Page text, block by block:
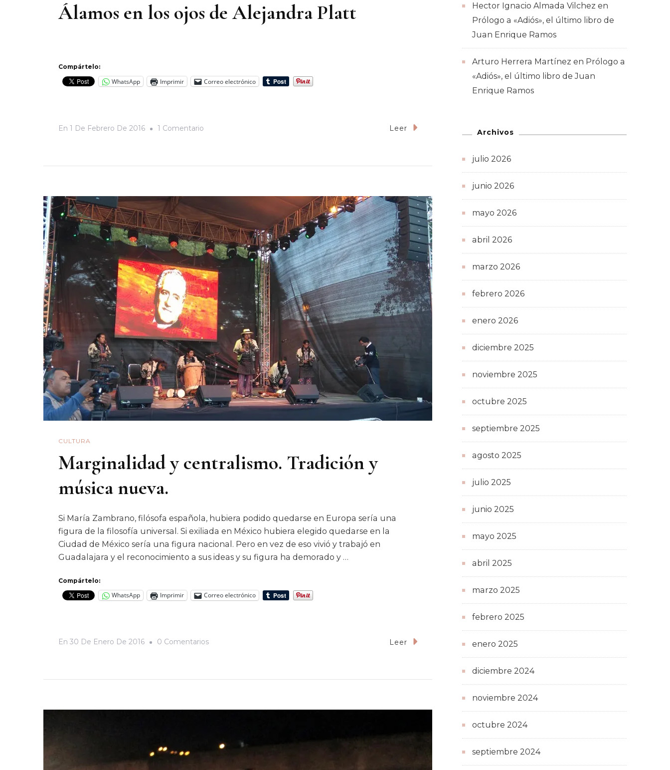
Álamos en los ojos de Alejandra Platt
Compártelo:
WhatsApp Imprimir Correo electrónico
En 1 De Febrero De 2016 1 Comentario
Alejandra
Platt
Leer
CULTURA
Marginalidad y centralismo. Tradición y
música nueva.
Si María Zambrano, filósofa española, hubiera podido quedarse en Europa sería una
figura de la filosofía universal. Si exiliada en México hubiera elegido quedarse en la
Ciudad de México sería una figura nacional. Pero en vez de eso vivió y trabajó en
Guadalajara y el reconocimiento a sus ideas y su figura ha demorado y …
Compártelo:
WhatsApp Imprimir Correo electrónico
En 30 De Enero De 2016 0 ComentariosEn
Nueva.
Leer
Hector Ignacio Almada Vilchez en
Prólogo a «Adiós», el último libro de
Juan Enrique Ramos
Arturo Herrera Martínez en Prólogo a
«Adiós», el último libro de Juan
Enrique Ramos
Archivos
julio 2026
junio 2026
mayo 2026
abril 2026
marzo 2026
febrero 2026
enero 2026
diciembre 2025
noviembre 2025
octubre 2025
septiembre 2025
agosto 2025
julio 2025
junio 2025
mayo 2025
abril 2025
marzo 2025
febrero 2025
enero 2025
diciembre 2024
noviembre 2024
octubre 2024
septiembre 2024